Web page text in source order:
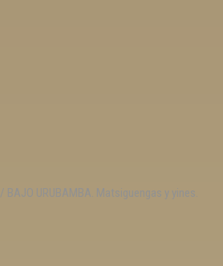
/ BAJO URUBAMBA. Matsiguengas y yines.